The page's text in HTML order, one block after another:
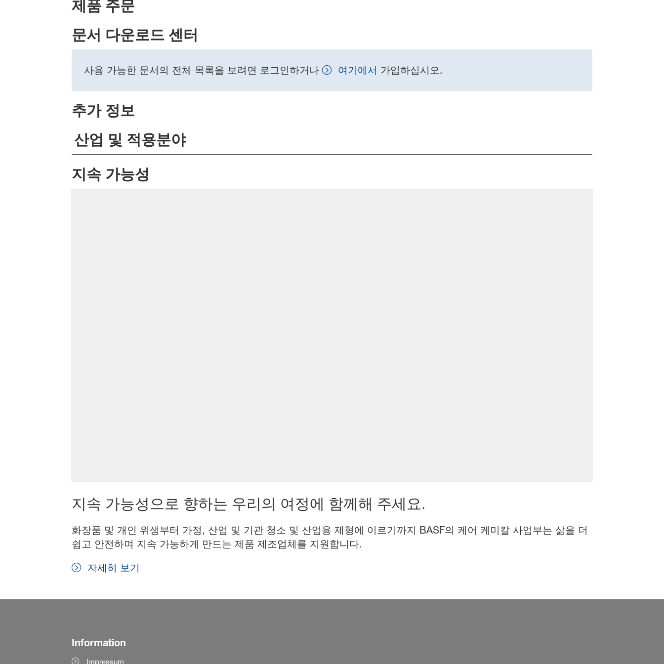
제품 주문
문서 다운로드 센터
사용 가능한 문서의 전체 목록을 보려면 로그인하거나 여기에서 가입하십시오.
추가 정보
산업 및 적용분야
지속 가능성
지속 가능성으로 향하는 우리의 여정에 함께해 주세요.
화장품 및 개인 위생부터 가정, 산업 및 기관 청소 및 산업용 제형에 이르기까지 BASF의 케어 케미칼 사업부는 삶을 더
쉽고 안전하며 지속 가능하게 만드는 제품 제조업체를 지원합니다.
자세히 보기
Information
Impressum